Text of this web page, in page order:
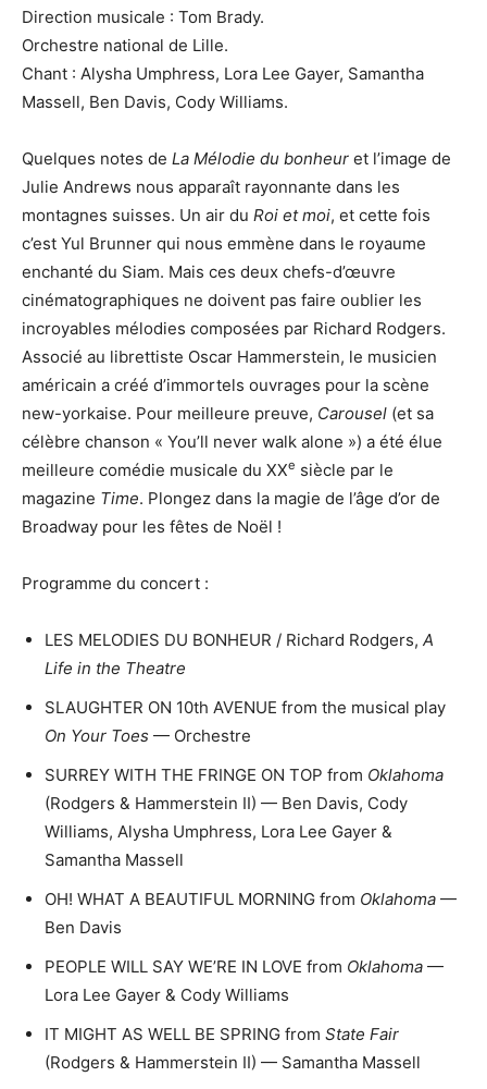
Direction musicale : Tom Brady.
Orchestre national de Lille.
Chant : Alysha Umphress, Lora Lee Gayer, Samantha
Massell, Ben Davis, Cody Williams.
Quelques notes de La Mélodie du bonheur et l’image de
Julie Andrews nous apparaît rayonnante dans les
montagnes suisses. Un air du Roi et moi, et cette fois
c’est Yul Brunner qui nous emmène dans le royaume
enchanté du Siam. Mais ces deux chefs-d’œuvre
cinématographiques ne doivent pas faire oublier les
incroyables mélodies composées par Richard Rodgers.
Associé au librettiste Oscar Hammerstein, le musicien
américain a créé d’immortels ouvrages pour la scène
new-yorkaise. Pour meilleure preuve, Carousel (et sa
célèbre chanson « You’ll never walk alone ») a été élue
meilleure comédie musicale du XXe siècle par le
magazine Time. Plongez dans la magie de l’âge d’or de
Broadway pour les fêtes de Noël !
Programme du concert :
LES MELODIES DU BONHEUR / Richard Rodgers, A
Life in the Theatre
SLAUGHTER ON 10th AVENUE from the musical play
On Your Toes — Orchestre
SURREY WITH THE FRINGE ON TOP from Oklahoma
(Rodgers & Hammerstein II) — Ben Davis, Cody
Williams, Alysha Umphress, Lora Lee Gayer &
Samantha Massell
OH! WHAT A BEAUTIFUL MORNING from Oklahoma —
Ben Davis
PEOPLE WILL SAY WE’RE IN LOVE from Oklahoma —
Lora Lee Gayer & Cody Williams
IT MIGHT AS WELL BE SPRING from State Fair
(Rodgers & Hammerstein II) — Samantha Massell